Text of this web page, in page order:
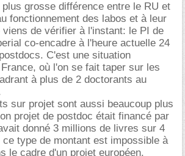
grosse différence entre le RU et
fonctionnement des labos et à leur
de vérifier à l'instant: le PI de
co-encadre à l'heure actuelle 24
C'est une situation
où l'on se fait taper sur les
à plus de 2 doctorants au
sur projet sont aussi beaucoup plus
projet de postdoc était financé par
donné 3 millions de livres sur 4
type de montant est impossible à
le cadre d'un projet européen.